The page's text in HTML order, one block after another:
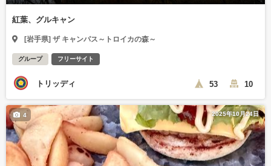
紅葉、グルキャン
[岩手県] ザ キャンパス～トロイカの森～
グループ フリーサイト
トリッディ 53 10
2025年10月24日
4